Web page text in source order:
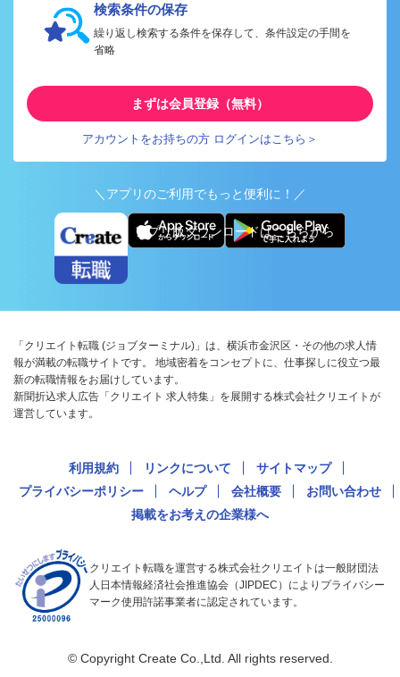
検索条件の保存
繰り返し検索する条件を保存して、条件設定の手間を
省略
まずは会員登録（無料）
アカウントをお持ちの方 ログインはこちら＞
＼アプリのご利用でもっと便利に！／
アプリ版ダウンロードはこちらから
「クリエイト転職 (ジョブターミナル)」は、横浜市金沢区・その他の求人情
報が満載の転職サイトです。 地域密着をコンセプトに、仕事探しに役立つ最
新の転職情報をお届けしています。
新聞折込求人広告「クリエイト 求人特集」を展開する株式会社クリエイトが
運営しています。
利用規約 リンクについて
サイトマップ
プライバシーポリシー
ヘルプ 会社概要
お問い合わせ
掲載をお考えの企業様へ
クリエイト転職を運営する株式会社クリエイトは一般財団法
人日本情報経済社会推進協会（JIPDEC）によりプライバシー
マーク使用許諾事業者に認定されています。
© Copyright Create Co.,Ltd. All rights reserved.